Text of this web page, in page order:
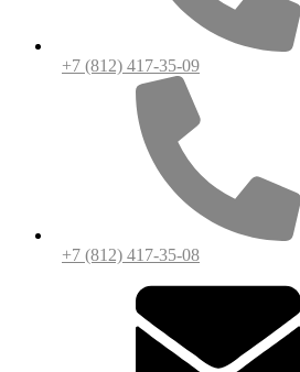
+7 (812) 417-35-09
+7 (812) 417-35-08